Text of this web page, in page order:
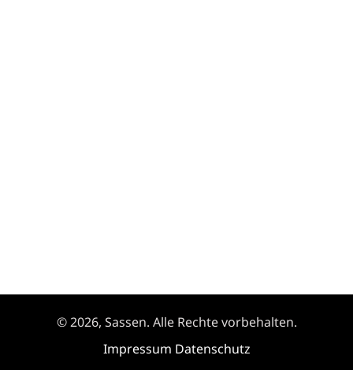
© 2026, Sassen. Alle Rechte vorbehalten.
Impressum Datenschutz